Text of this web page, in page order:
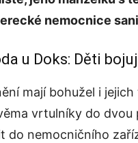
nemocnice
u Doks: Děti
mají bohužel i
vrtulníky do
do nemocničního